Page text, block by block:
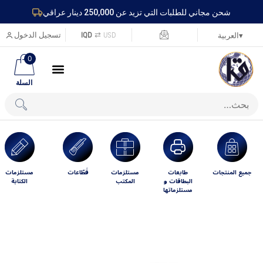
شحن مجاني للطلبات التي تزيد عن 250,000 دينار عراقي
تسجيل الدخول IQD ⇄ USD العربية▾
0
السلة
جميع المنتجات طابعات
البطاقات و
مستلزماتها
مستلزمات
المكتب
قَطّاعات مستلزمات
الكتابة